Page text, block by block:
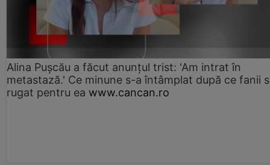
Alina Pușcău a făcut anunțul trist: 'Am intrat în
metastază.' Ce minune s-a întâmplat după ce fanii
rugat pentru ea www.cancan.ro